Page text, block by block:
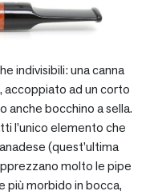
indivisibili: una canna
ad un corto
bocchino a sella.
l’unico elemento che
(quest’ultima
molto le pipe
più morbido in bocca,